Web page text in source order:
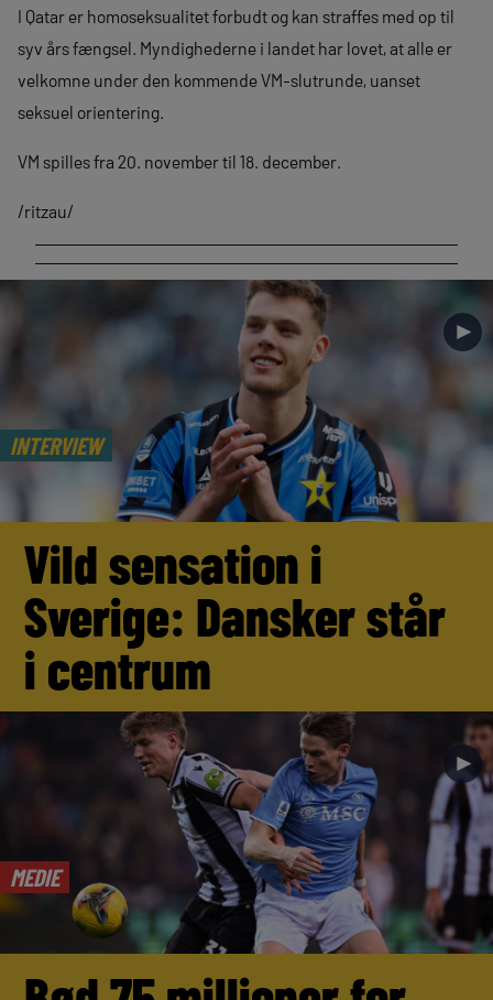
I Qatar er homoseksualitet forbudt og kan straffes med op til
syv års fængsel. Myndighederne i landet har lovet, at alle er
velkomne under den kommende VM-slutrunde, uanset
seksuel orientering.
VM spilles fra 20. november til 18. december.
/ritzau/
INTERVIEW
►
Vild sensation i
Sverige: Dansker står
i centrum
MEDIE
►